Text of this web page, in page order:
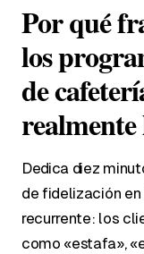
Por qué
los
de
realmente
Dedica diez
de fidelización
recurrente: los
como «estafa»,